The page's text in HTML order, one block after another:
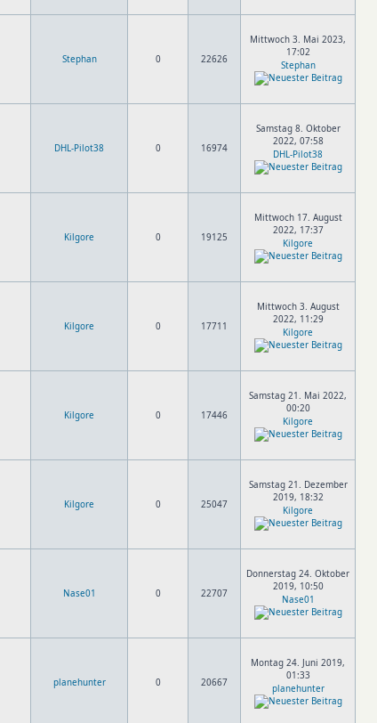
Stephan 0 22626
Mittwoch 3. Mai 2023,
17:02
Stephan
DHL-Pilot38 0 16974
Samstag 8. Oktober
2022, 07:58
DHL-Pilot38
Kilgore 0 19125
Mittwoch 17. August
2022, 17:37
Kilgore
Kilgore 0 17711
Mittwoch 3. August
2022, 11:29
Kilgore
Kilgore 0 17446
Samstag 21. Mai 2022,
00:20
Kilgore
Kilgore 0 25047
Samstag 21. Dezember
2019, 18:32
Kilgore
Nase01 0 22707
Donnerstag 24. Oktober
2019, 10:50
Nase01
planehunter 0 20667
Montag 24. Juni 2019,
01:33
planehunter